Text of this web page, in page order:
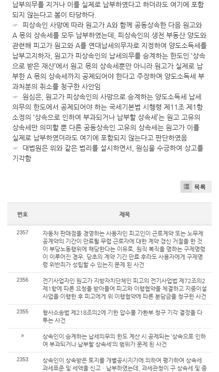
납부의무를 지거나 이를 실제로 납부하였다고 하더라도 여기에 포함
되지 않는다고 봄이 타당하다.
☞ 피상속인 사망에 따라 원고가 A와 함께 공동상속한 다음 원고와
A 몫의 상속세를 모두 납부하였는데, 피상속인의 생전 부동산 양도와
관련해 피고가 원고와 A를 연대납세의무자로 지정하여 양도소득세를
납부고지하자, 원고가 피상속인의 납세의무를 승계하는 한도인 ‘상속
으로 받은 재산’에서 원고 몫의 상속세뿐만 아니라 원고가 실제로 납
부한 A 몫의 상속세까지 공제되어야 한다고 주장하며 양도소득세 부
과처분의 취소를 청구한 사안임
☞ 원심은, 원고가 피상속인의 사망으로 승계하는 양도소득세 납세
의무의 한도에서 공제되어야 하는 국세기본법 시행령 제11조 제1항
소정의 ‘상속으로 인하여 부과되거나 납부할 상속세’는 원고 고유의
상속세만 의미할 뿐 다른 공동상속인 고유의 상속세는 원고가 이를
실제로 납부하였더라도 여기에 포함되지 않는다고 판단하였음
☞ 대법원은 위와 같은 법리를 설시하면서, 원심을 수긍하여 상고를
기각함
목록
번호 제목
2357
자동차 판매점을 경영하는 사용자인 피고인이 근로계약 또는 노무제
공계약의 기간이 만료될 무렵 근로자에 대한 계약 갱신 거절을 한 것
이 부당노동행위에 해당한다는 이유로, 원직 복직을 명하는 구제명령
이 이루어진 경우, 당초의 계약 기간 만료 후라도 사용자에게 구제명
령 위반죄가 성립할 수 있는지 문제 된 사건
2356
전기사업자인 원고가 지방자치단체인 피고의 전기사업법 제72조의2
제1항에 따른 요청을 받아들여 피고와 이행협약을 체결하고 지중이설
사업을 이행한 후 피고에게 위 이행협약에 따른 분담금을 청구한 사건
2355
형사소송법 제218조의2에 기한 압수물 가환부 청구 기각 결정을 다
투는 사건
»
상속인이 승계하는 납세의무의 한도 계산 시 공제되는 ‘상속으로 인하
여 부과되거나 납부할 상속세’의 범위가 문제 된 사건
2353
상속인이 상속받은 토지를 개별공시지가에 의하여 평가하여 상속세
과세표준 및 세액을 신고ㆍ납부하였는데, 과세관청이 구 상속세 및 증